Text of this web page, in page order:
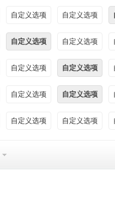
自定义选项 自定义选项
自定义选项 自定义选项
自定义选项 自定义选项
自定义选项 自定义选项
自定义选项 自定义选项